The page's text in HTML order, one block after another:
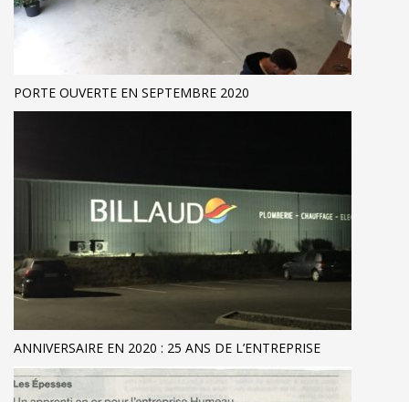
PORTE OUVERTE EN SEPTEMBRE 2020
ANNIVERSAIRE EN 2020 : 25 ANS DE L’ENTREPRISE